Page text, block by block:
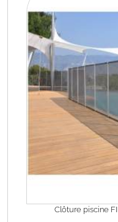
Clôture piscine